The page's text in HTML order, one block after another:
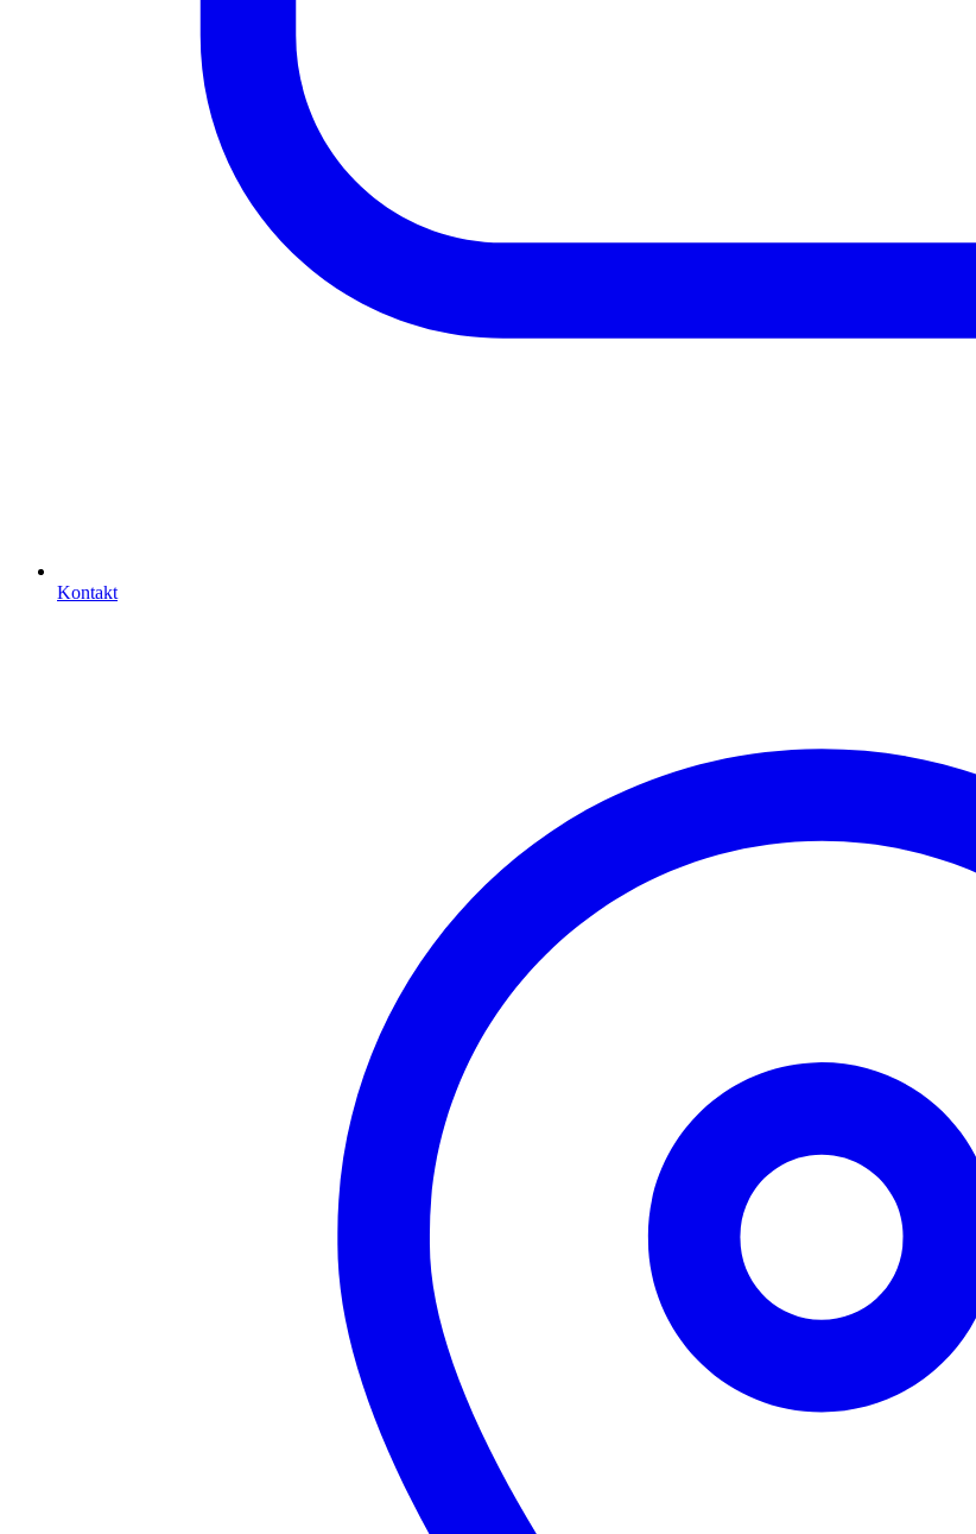
Kontakt